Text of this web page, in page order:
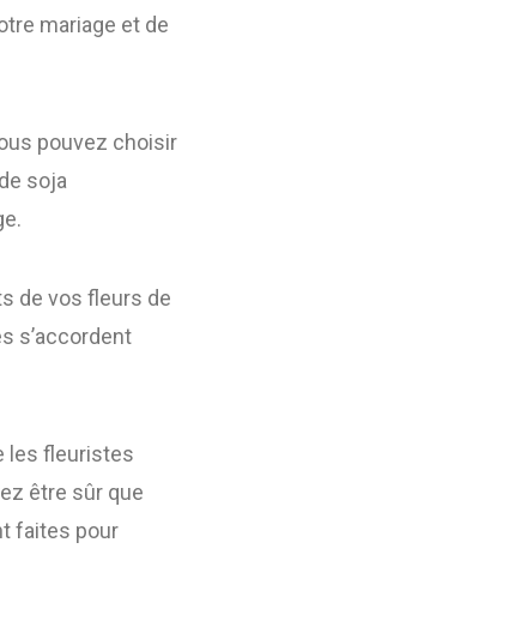
mariage et de
pouvez choisir
soja
de vos fleurs de
s’accordent
les fleuristes
être sûr que
faites pour